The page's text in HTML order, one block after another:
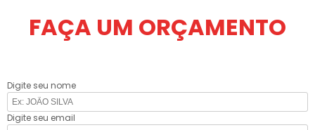
FAÇA UM ORÇAMENTO
Digite seu nome
Digite seu email